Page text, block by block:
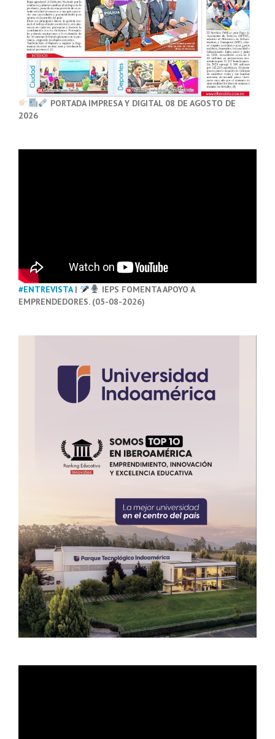
PORTADA IMPRESA Y DIGITAL 08 DE AGOSTO DE
2026
#ENTREVISTA|
IEPS FOMENTA APOYO A
EMPRENDEDORES. (05-08-2026)